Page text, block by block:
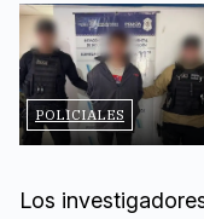
POLICIALES
Los